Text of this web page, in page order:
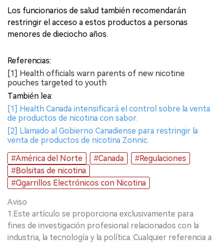
Los funcionarios de salud también recomendarán
restringir el acceso a estos productos a personas
menores de dieciocho años.
Referencias:
[1] Health officials warn parents of new nicotine
pouches targeted to youth
También lea:
[1] Health Canada intensificará el control sobre la venta
de productos de nicotina con sabor.
[2] Llamado al Gobierno Canadiense para restringir la
venta de productos de nicotina Zonnic.
#América del Norte
#Canada
#Regulaciones
#Bolsitas de nicotina
#Cigarrillos Electrónicos con Nicotina
Aviso
1.Este artículo se proporciona exclusivamente para
fines de investigación profesional relacionados con la
industria, la tecnología y la política. Cualquier referencia a